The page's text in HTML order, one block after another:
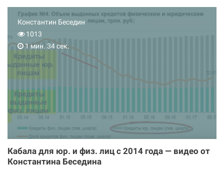
Константин Беседин
1013
1 мин. 34 сек.
Кабала для юр. и физ. лиц с 2014 года — видео от
Константина Беседина